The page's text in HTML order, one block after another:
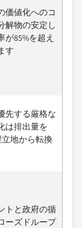
価値化へのコ
解物の安定し
85%を超え
す
先する厳格な
は排出量を
地から転換
トと政府の循
ーズドループ